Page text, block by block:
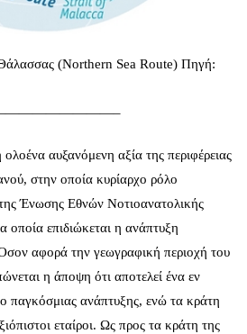
(Northern Sea Route) Πηγή:
αυξανόμενη αξία της περιφέρειας
στην οποία κυρίαρχο ρόλο
Ένωσης Εθνών Νοτιοανατολικής
επιδιώκεται η ανάπτυξη
αφορά την γεωγραφική περιοχή του
η άποψη ότι αποτελεί ένα εν
παγκόσμιας ανάπτυξης, ενώ τα κράτη
εταίροι. Ως προς τα κράτη της